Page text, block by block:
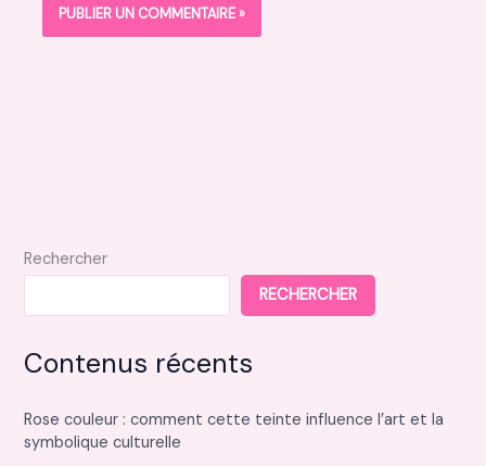
Rechercher
RECHERCHER
Contenus récents
Rose couleur : comment cette teinte influence l’art et la
symbolique culturelle